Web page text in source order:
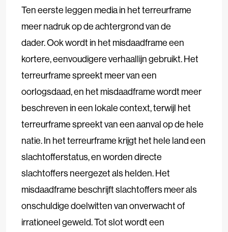
Ten eerste leggen media in het terreurframe
meer nadruk op de achtergrond van de
dader. Ook wordt in het misdaadframe een
kortere, eenvoudigere verhaallijn gebruikt. Het
terreurframe spreekt meer van een
oorlogsdaad, en het misdaadframe wordt meer
beschreven in een lokale context, terwijl het
terreurframe spreekt van een aanval op de hele
natie. In het terreurframe krijgt het hele land een
slachtofferstatus, en worden directe
slachtoffers neergezet als helden. Het
misdaadframe beschrijft slachtoffers meer als
onschuldige doelwitten van onverwacht of
irrationeel geweld. Tot slot wordt een